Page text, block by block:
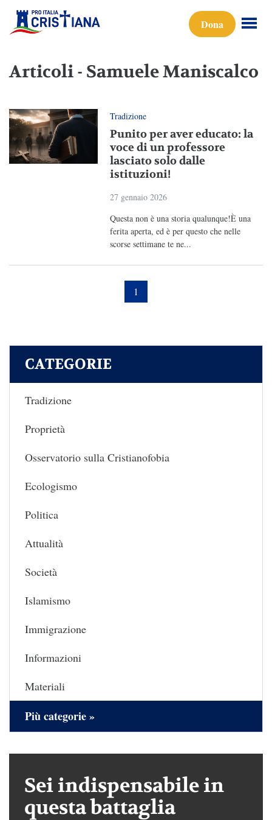
Dona
Articoli - Samuele Maniscalco
Tradizione
Punito per aver educato: la
voce di un professore
lasciato solo dalle
istituzioni!
27 gennaio 2026
Questa non è una storia qualunque!È una
ferita aperta, ed è per questo che nelle
scorse settimane te ne...
1
CATEGORIE
Tradizione
Proprietà
Osservatorio sulla Cristianofobia
Ecologismo
Politica
Attualità
Società
Islamismo
Immigrazione
Informazioni
Materiali
Più categorie »
Sei indispensabile in
questa battaglia